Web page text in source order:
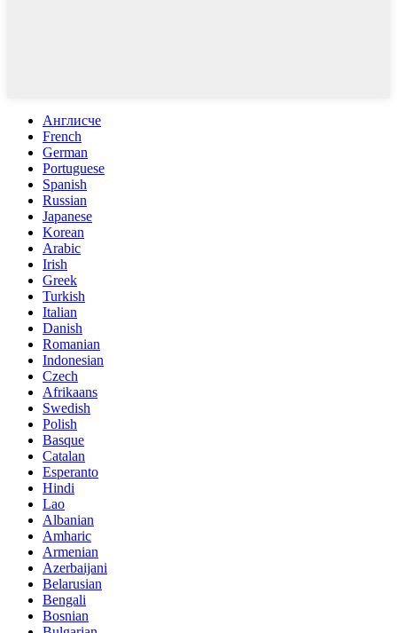
Англисче
French
German
Portuguese
Spanish
Russian
Japanese
Korean
Arabic
Irish
Greek
Turkish
Italian
Danish
Romanian
Indonesian
Czech
Afrikaans
Swedish
Polish
Basque
Catalan
Esperanto
Hindi
Lao
Albanian
Amharic
Armenian
Azerbaijani
Belarusian
Bengali
Bosnian